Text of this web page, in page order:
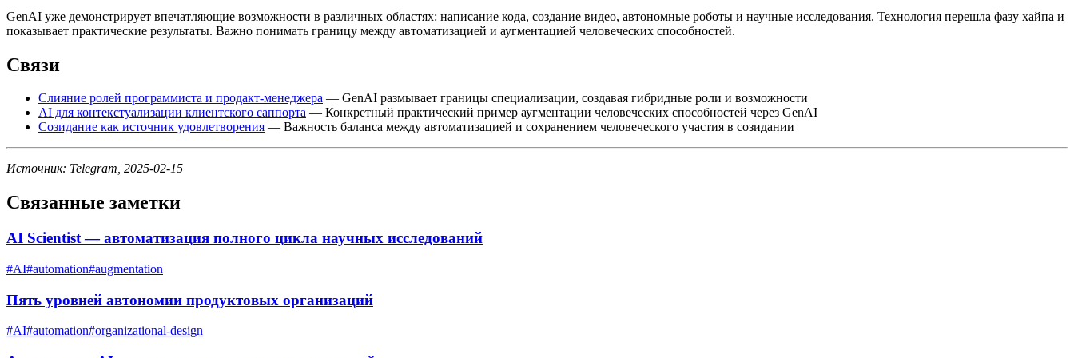
GenAI уже демонстрирует впечатляющие возможности в различных областях: написание кода, создание видео, автономные роботы и научные исследования. Технология перешла фазу хайпа и
показывает практические результаты. Важно понимать границу между автоматизацией и аугментацией человеческих способностей.
Связи
Слияние ролей программиста и продакт-менеджера — GenAI размывает границы специализации, создавая гибридные роли и возможности
AI для контекстуализации клиентского саппорта — Конкретный практический пример аугментации человеческих способностей через GenAI
Созидание как источник удовлетворения — Важность баланса между автоматизацией и сохранением человеческого участия в созидании
Источник: Telegram, 2025-02-15
Связанные заметки
AI Scientist — автоматизация полного цикла научных исследований
#AI#automation#augmentation
Пять уровней автономии продуктовых организаций
#AI#automation#organizational-design